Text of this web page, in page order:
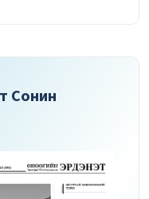
Сонин